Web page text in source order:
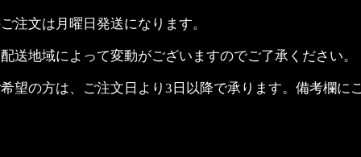
注文は月曜日発送になります。
送地域によって変動がございますのでご了承ください。
望の方は、ご注文日より3日以降で承ります。備考欄に